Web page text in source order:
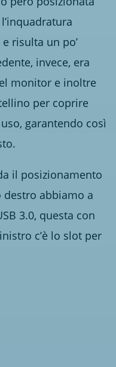
risulta un po’
invece, era
monitor e inoltre
per coprire
garantendo così
il posizionamento
destro abbiamo a
3.0, questa con
c’è lo slot per